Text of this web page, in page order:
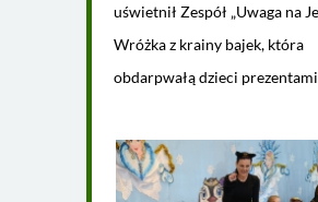
uświetnił Zespół „Uwaga na
Wróżka z krainy bajek, która
obdarpwałą dzieci